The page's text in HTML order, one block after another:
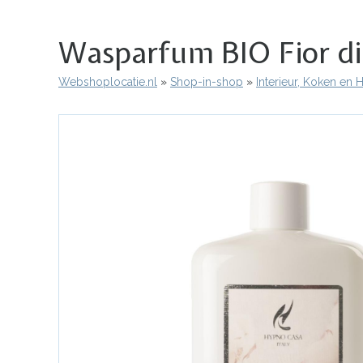
Wasparfum BIO Fior
Kruimelpad
Webshoplocatie.nl Shop-in-shop Interieur, Koken en